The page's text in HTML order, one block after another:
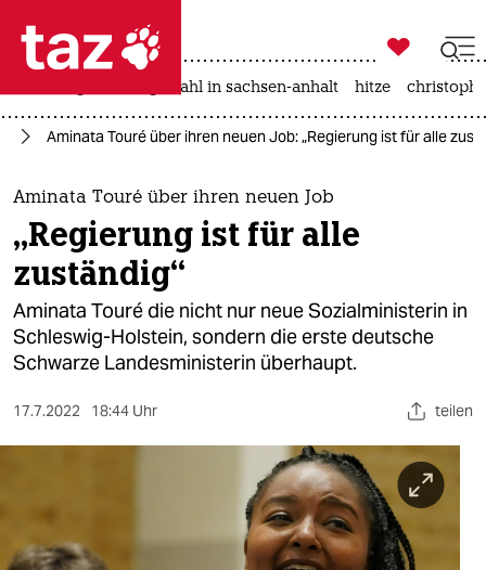
 taz zahl ich
taz zahl ich
themen
politik
öko
gesellschaft
sport

taz zahl ich
landtagswahl in sachsen-anhalt hitze
Aminata Touré über ihren neuen Job: „Regierung ist für alle
Aminata Touré über ihren neuen Job
„Regierung ist für alle
zuständig“
Aminata Touré die nicht nur neue Sozialministerin in
Schleswig-Holstein, sondern die erste deutsche
Schwarze Landes­ministerin überhaupt.
17.7.2022 18:44 Uhr teilen